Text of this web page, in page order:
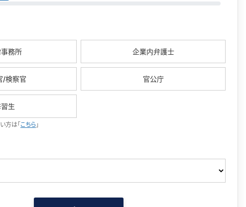
務所 企業内弁護士
/検察官 官公庁
生
方は「こちら 」